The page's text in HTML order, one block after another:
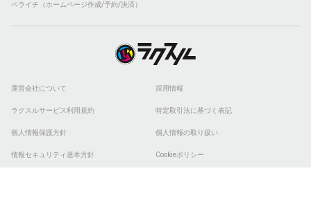
ペライチ（ホームページ作成/予約/決済）
運営会社について 採用情報
ラクスルサービス利用規約 特定取引法に基づく表記
個人情報保護方針 個人情報の取り扱い
情報セキュリティ基本方針 Cookieポリシー